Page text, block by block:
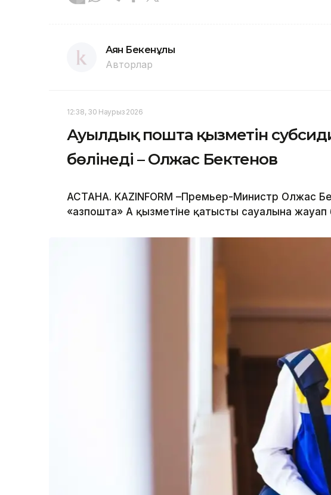
Аян Бекенұлы
Авторлар
12:38, 30 Наурыз 2026
Ауылдық пошта қызметін
бөлінеді – Олжас Бектенов
АСТАНА. KAZINFORM –Премьер-Министр Олжас
«Қазпошта» АҚ қызметіне қатысты сауалына жауап